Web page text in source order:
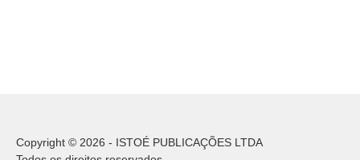
Copyright © 2026 - ISTOÉ PUBLICAÇÕES LTDA